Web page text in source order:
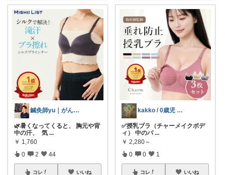
鍼灸師yu｜がんばりすぎない整え習慣
🌿暑くなってくると、 胸元や背
中の汗、 気 ...
￥ 1,760
0 2 44
コレ いいね
kakko / 0歳児 帝王切開ママ
✅️授乳ブラ（チャーメイクボデ
ィ） 中のパ ...
￥ 2,280～
0 0 1
コレ いいね